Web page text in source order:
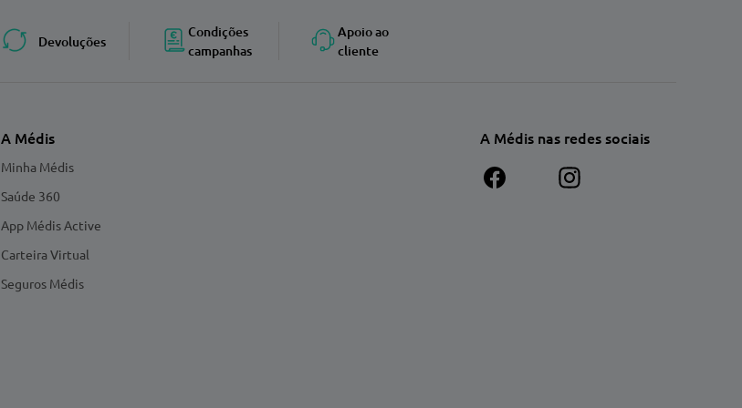
Devoluções
Condições
campanhas
Apoio ao
cliente
A Médis
Minha Médis
Saúde 360
App Médis Active
Carteira Virtual
Seguros Médis
A Médis nas redes sociais